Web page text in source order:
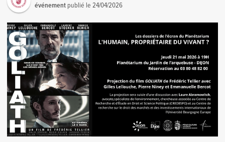
événement publié le24/04/2026